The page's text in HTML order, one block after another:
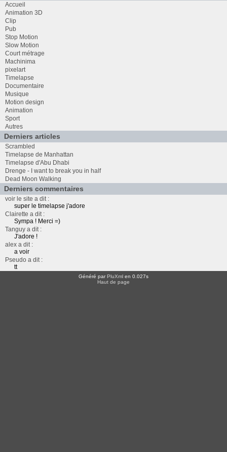
Accueil
Animation 3D
Clip
Pub
Stop Motion
Slow Motion
Court métrage
Machinima
pixelart
Timelapse
Documentaire
Musique
Motion design
Animation
Sport
Autres
Derniers articles
Scrambled
Timelapse de Manhattan
Timelapse d'Abu Dhabi
Drenge - I want to break you in half
Dead Moon Walking
Derniers commentaires
voir le site a dit :
super le timelapse j'adore
Clairette a dit :
Sympa ! Merci =)
Tanguy a dit :
J'adore !
alex a dit :
a voir
Pseudo a dit :
tt
Généré parPluXml en 0.027s
Haut de page